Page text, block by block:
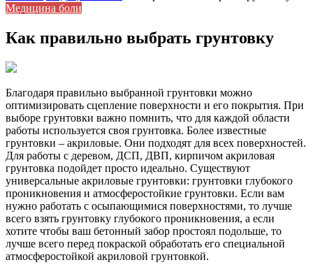
Медицина боли
Как правильно выбрать грунтовку
Благодаря правильно выбранной грунтовки можно
оптимизировать сцепление поверхности и его покрытия. При
выборе грунтовки важно помнить, что для каждой области
работы используется своя грунтовка. Более известные
грунтовки – акриловые. Они подходят для всех поверхностей.
Для работы с деревом, ДСП, ДВП, кирпичом акриловая
грунтовка подойдет просто идеально. Существуют
универсальные акриловые грунтовки: грунтовки глубокого
проникновения и атмосферостойкие грунтовки. Если вам
нужно работать с осыпающимися поверхностями, то лучше
всего взять грунтовку глубокого проникновения, а если
хотите чтобы ваш бетонный забор простоял подольше, то
лучше всего перед покраской обработать его специальной
атмосферостойкой акриловой грунтовкой.